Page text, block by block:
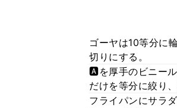
ゴーヤは10等分に
切りにする。
🅰️を厚手のビニー
だけを等分に絞り
フライパンにサラ